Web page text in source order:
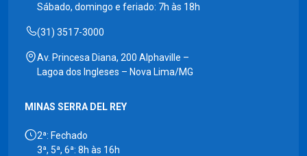
Sábado, domingo e feriado: 7h às 18h
(31) 3517-3000
Av. Princesa Diana, 200 Alphaville –
Lagoa dos Ingleses – Nova Lima/MG
MINAS SERRA DEL REY
2ª: Fechado
3ª, 5ª, 6ª: 8h às 16h